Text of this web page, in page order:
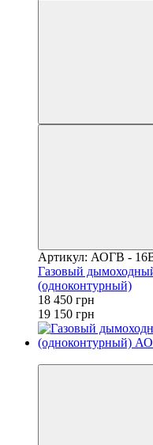
Артикул: АОГВ -
Газовый
(одноконтурный)
18 450 грн
19 150 грн